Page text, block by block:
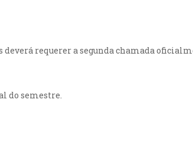
deverá requerer a segunda chamada
do semestre.